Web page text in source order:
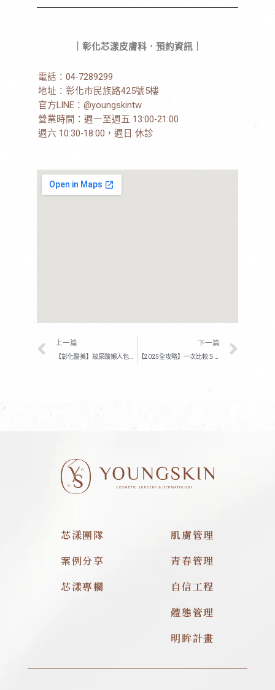
｜彰化芯漾皮膚科．預約資訊｜
電話： 04-7289299
地址： 彰化市民族路425號5樓
官方LINE： @youngskintw
營業時間：週一至週五 13:00-21:00
週六 10:30-18:00，週日 休診
上一頁
上一篇
【彰化醫美】玻尿酸懶人包！醫師分析維持時間/價格/適用部位
下一篇
【2025全攻略】一次比較５大臉部拉提療程，怎樣拉提最有效？
芯漾團隊
案例分享
芯漾專欄
肌膚管理
青春管理
自信工程
體態管理
明眸計畫